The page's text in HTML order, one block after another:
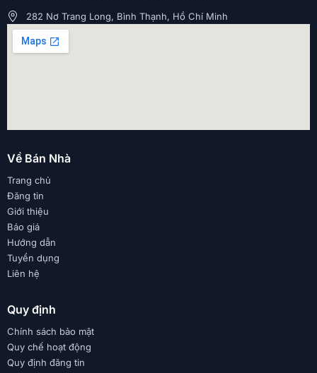
282 Nơ Trang Long, Bình Thạnh, Hồ Chí Minh
Về Bán Nhà
Trang chủ
Đăng tin
Giới thiệu
Báo giá
Hướng dẫn
Tuyển dụng
Liên hệ
Quy định
Chính sách bảo mật
Quy chế hoạt động
Quy định đăng tin